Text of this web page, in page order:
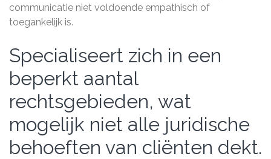
communicatie niet voldoende empathisch of
toegankelijk is.
Specialiseert zich in een
beperkt aantal
rechtsgebieden, wat
mogelijk niet alle juridische
behoeften van cliënten dekt.